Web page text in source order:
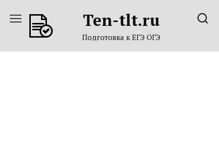
содержанию
Ten-tlt.ru
Подготовка к ЕГЭ ОГЭ